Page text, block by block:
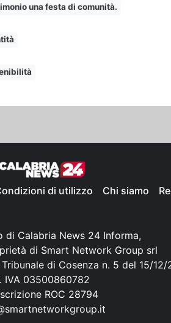
una festa di comunità.
di utilizzo Chi siamo
di Calabria News 24 Informa,
di Smart Network Group srl
di Cosenza n. 5 del 15/12/
IVA 03500860782
ROC 28794